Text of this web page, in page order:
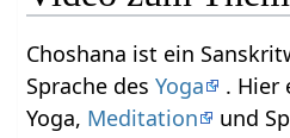
Choshana ist ein
Sprache desYoga
. Hier
Yoga, Meditation und